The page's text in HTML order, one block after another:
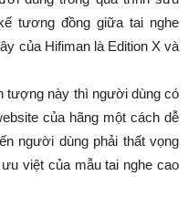
tương đồng giữa tai nghe
của Hifiman là Edition X và
tượng này thì người dùng có
của hãng một cách dễ
người dùng phải thất vọng
việt của mẫu tai nghe cao